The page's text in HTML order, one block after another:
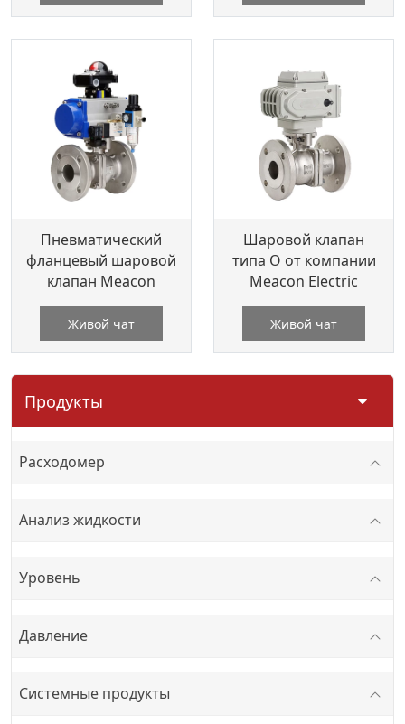
Пневматический
фланцевый шаровой
клапан Meacon
Живой чат
Шаровой клапан
типа O от компании
Meacon Electric
Живой чат
Продукты
Расходомер
Анализ жидкости
Уровень
Давление
Системные продукты